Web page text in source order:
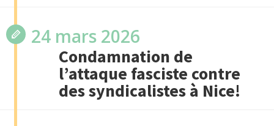
24 mars 2026
Condamnation de
l’attaque fasciste contre
des syndicalistes à Nice!